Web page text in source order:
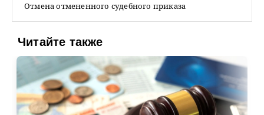
Отмена отмененного судебного приказа
Читайте также